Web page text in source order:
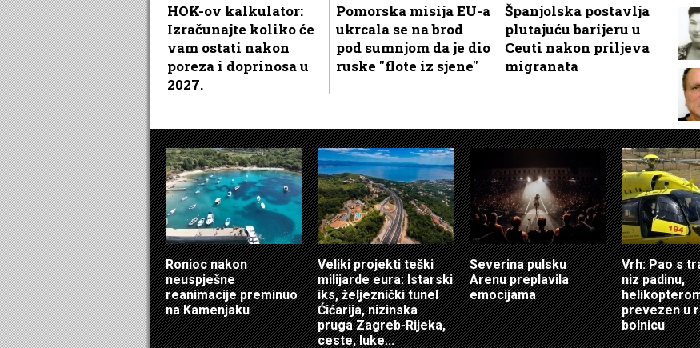
HOK-ov kalkulator:
Izračunajte koliko će
vam ostati nakon
poreza i doprinosa u
2027.
Pomorska misija EU-a
ukrcala se na brod
pod sumnjom da je dio
ruske "flote iz sjene"
Španjolska postavlja
plutajuću barijeru u
Ceuti nakon priljeva
migranata
Ronioc nakon
neuspješne
reanimacije preminuo
na Kamenjaku
Veliki projekti teški
milijarde eura: Istarski
iks, željeznički tunel
Ćićarija, nizinska
pruga Zagreb-Rijeka,
ceste, luke...
Severina pulsku
Arenu preplavila
emocijama
Vrh: Pao s
niz padinu,
prevezen u
bolnicu